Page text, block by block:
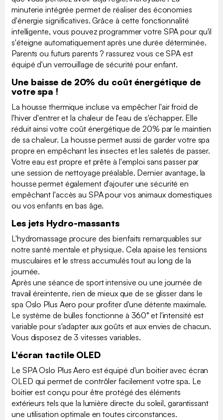
minuterie intégrée permet de réaliser des économies
d'énergie significatives. Grâce à cette fonctionnalité
intelligente, vous pouvez programmer votre SPA pour qu'il
s'éteigne automatiquement après une durée déterminée.
Parents ou futurs parents ? rassurez vous ce SPA est
équipé d'un verrouillage de sécurité pour enfant.
Une baisse de 20% du coût énergétique de
votre spa !
La housse thermique incluse va empêcher l'air froid de
l'hiver d'entrer et la chaleur de l'eau de s'échapper. Elle
réduit ainsi votre coût énergétique de 20% par le maintien
de sa chaleur. La housse permet aussi de garder votre spa
propre en empêchant les insectes et les saletés de passer.
Votre eau est propre et prête à l'emploi sans passer par
une session de nettoyage préalable. Dernier avantage, la
housse permet également d'ajouter une sécurité en
empêchant l'accès au SPA pour vos animaux domestiques
ou vos enfants en bas âge.
Les jets Hydro-massants
L'hydromassage procure des bienfaits remarquables sur
notre santé mentale et physique. Cela apaise les tensions
musculaires et le stress accumulés tout au long de la
journée.
Après une séance de sport intensive ou une journée de
travail éreintente, rien de mieux que de se glisser dans le
spa Oslo Plus Aero pour profiter d'une détente maximale.
Le système de bulles fonctionne à 360° et l'intensité est
variable pour s'adapter aux goûts et aux envies de chacun.
Vous disposez de 3 vitesses variables.
L'écran tactile OLED
Le SPA Oslo Plus Aero est équipé d'un boitier avec écran
OLED qui permet de contrôler facilement votre spa. Le
boitier est conçu pour être protégé des éléments
extérieurs tels que la lumière directe du soleil, garantissant
une utilisation optimale en toutes circonstances.